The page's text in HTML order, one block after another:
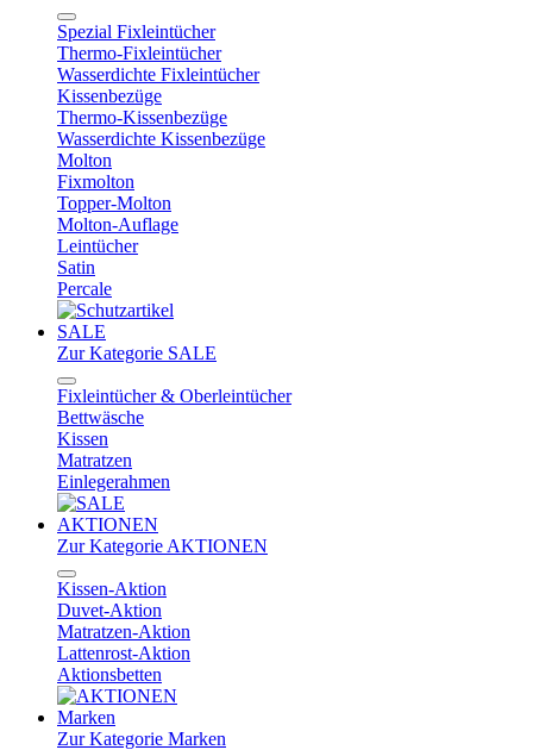
Spezial Fixleintücher
Thermo-Fixleintücher
Wasserdichte Fixleintücher
Kissenbezüge
Thermo-Kissenbezüge
Wasserdichte Kissenbezüge
Molton
Fixmolton
Topper-Molton
Molton-Auflage
Leintücher
Satin
Percale
SALE
Zur Kategorie SALE
Fixleintücher & Oberleintücher
Bettwäsche
Kissen
Matratzen
Einlegerahmen
AKTIONEN
Zur Kategorie AKTIONEN
Kissen-Aktion
Duvet-Aktion
Matratzen-Aktion
Lattenrost-Aktion
Aktionsbetten
Marken
Zur Kategorie Marken